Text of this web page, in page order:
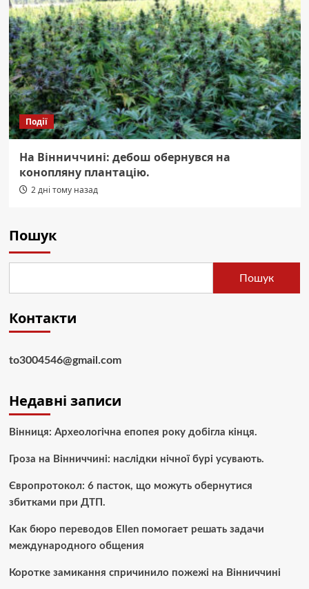
Події
На Вінниччині: дебош обернувся на
конопляну плантацію.
2 дні тому назад
Пошук
Пошук
Контакти
to3004546@gmail.com
Недавні записи
Вінниця: Археологічна епопея року добігла кінця.
Гроза на Вінниччині: наслідки нічної бурі усувають.
Європротокол: 6 пасток, що можуть обернутися
збитками при ДТП.
Как бюро переводов Ellen помогает решать задачи
международного общения
Коротке замикання спричинило пожежі на Вінниччині